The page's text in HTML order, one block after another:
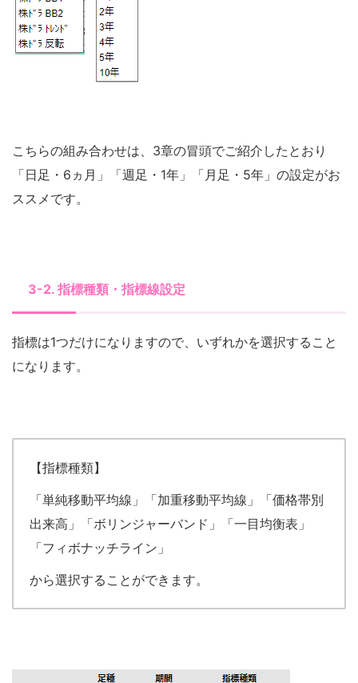
こちらの組み合わせは、3章の冒頭でご紹介したとおり
「日足・6ヵ月」「週足・1年」「月足・5年」の設定がお
ススメです。
3-2. 指標種類・指標線設定
指標は1つだけになりますので、いずれかを選択すること
になります。
【指標種類】
「単純移動平均線」「加重移動平均線」「価格帯別
出来高」「ボリンジャーバンド」「一目均衡表」
「フィボナッチライン」
から選択することができます。